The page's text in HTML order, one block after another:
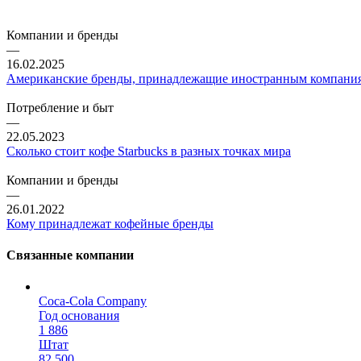
Компании и бренды
—
16.02.2025
Американские бренды, принадлежащие иностранным
Потребление и быт
—
22.05.2023
Сколько стоит кофе Starbucks в разных точках мира
Компании и бренды
—
26.01.2022
Кому принадлежат кофейные бренды
Связанные компании
Coca-Cola Company
Год основания
1 886
Штат